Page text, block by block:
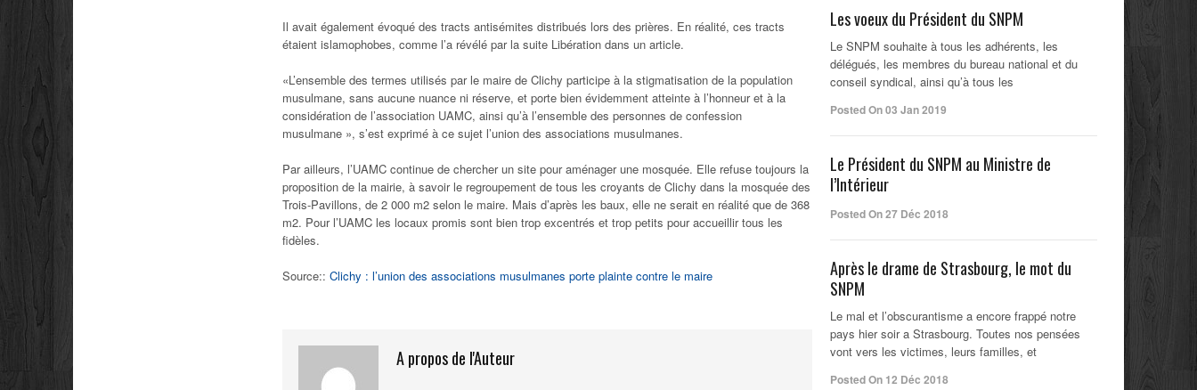
Il avait également évoqué des tracts antisémites distribués lors des prières. En réalité, ces tracts
étaient islamophobes, comme l’a révélé par la suite Libération dans un article.
«L’ensemble des termes utilisés par le maire de Clichy participe à la stigmatisation de la population
musulmane, sans aucune nuance ni réserve, et porte bien évidemment atteinte à l’honneur et à la
considération de l’association UAMC, ainsi qu’à l’ensemble des personnes de confession
musulmane », s’est exprimé à ce sujet l’union des associations musulmanes.
Par ailleurs, l’UAMC continue de chercher un site pour aménager une mosquée. Elle refuse toujours la
proposition de la mairie, à savoir le regroupement de tous les croyants de Clichy dans la mosquée des
Trois-Pavillons, de 2 000 m2 selon le maire. Mais d’après les baux, elle ne serait en réalité que de 368
m2. Pour l’UAMC les locaux promis sont bien trop excentrés et trop petits pour accueillir tous les
fidèles.
Source:: Clichy : l’union des associations musulmanes porte plainte contre le maire
A propos de l'Auteur
Les voeux du Président du SNPM
Le SNPM souhaite à tous les adhérents, les
délégués, les membres du bureau national et du
conseil syndical, ainsi qu’à tous les
Posted On 03 Jan 2019
Le Président du SNPM au Ministre de
l’Intérieur
Posted On 27 Déc 2018
Après le drame de Strasbourg, le mot du
SNPM
Le mal et l’obscurantisme a encore frappé notre
pays hier soir a Strasbourg. Toutes nos pensées
vont vers les victimes, leurs familles, et
Posted On 12 Déc 2018